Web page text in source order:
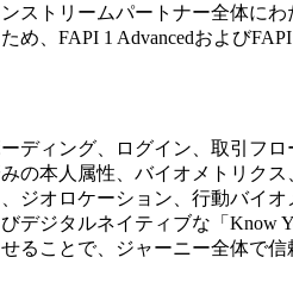
ストリームパートナー全体にわ
、FAPI 1 AdvancedおよびFAPI
ディング、ログイン、取引フロ
の本人属性、バイオメトリクス
ジオロケーション、行動バイオ
デジタルネイティブな「Know
ることで、ジャーニー全体で信